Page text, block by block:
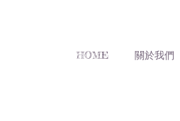
HOME 關於我們